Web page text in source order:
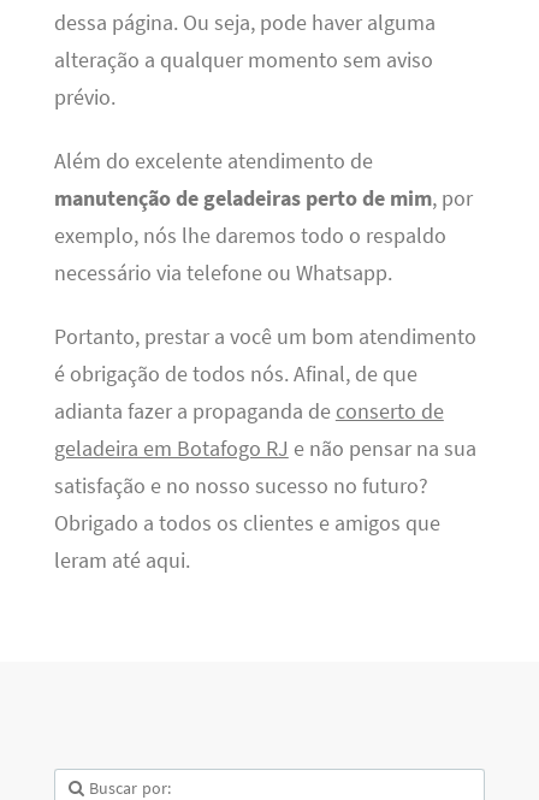
dessa página. Ou seja, pode haver alguma
alteração a qualquer momento sem aviso
prévio.
Além do excelente atendimento de
manutenção de geladeiras perto de mim, por
exemplo, nós lhe daremos todo o respaldo
necessário via telefone ou Whatsapp.
Portanto, prestar a você um bom atendimento
é obrigação de todos nós. Afinal, de que
adianta fazer a propaganda de conserto de
geladeira em Botafogo RJ e não pensar na sua
satisfação e no nosso sucesso no futuro?
Obrigado a todos os clientes e amigos que
leram até aqui.